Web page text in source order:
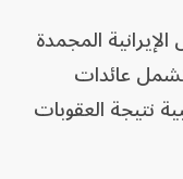
المجمدة
دولار، تشمل عائدات
نتيجة العقوبات